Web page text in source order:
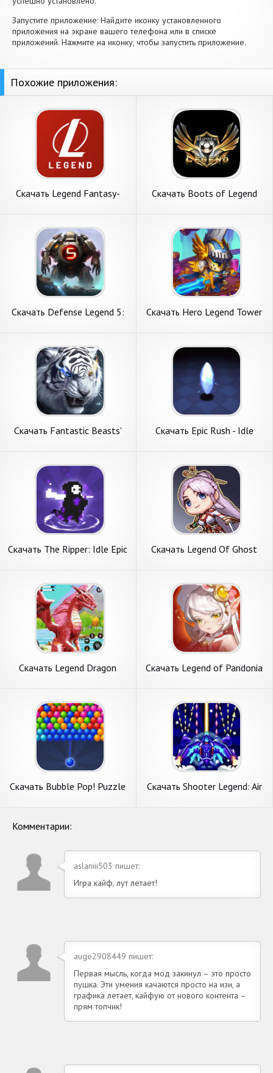
Запустите приложение: Найдите иконку установленного
приложения на экране вашего телефона или в списке
приложений. Нажмите на иконку, чтобы запустить приложение.
Похожие приложения:
Скачать Legend Fantasy-
Андроид
Скачать Boots of Legend
Скачать Defense Legend 5:
Скачать Hero Legend Tower
на Андроид
Скачать Fantastic Beasts'
Скачать Epic Rush - Idle
Андроид
Скачать The Ripper: Idle Epic
Скачать Legend Of Ghost
Андроид
Скачать Legend Dragon
Андроид
Скачать Legend of Pandonia
Скачать Bubble Pop! Puzzle
Скачать Shooter Legend: Air
Комментарии:
aslaniii503 пишет:
Игра кайф, лут летает!
auge2908449 пишет:
Первая мысль, когда мод закинул – это просто
пушка. Эти умения качаются просто на изи, а
графика летает, кайфую от нового контента –
прям топчик!